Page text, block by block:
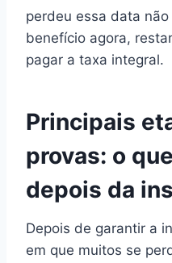
perdeu essa data
benefício agora,
pagar a taxa integral.
Principais
provas: o
depois da
Depois de garantir a
em que muitos se